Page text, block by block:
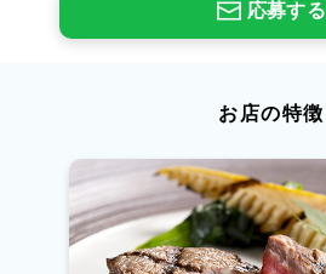
応募する
お店の特徴